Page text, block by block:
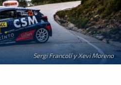
Sergi Francolí y Xevi Moreno